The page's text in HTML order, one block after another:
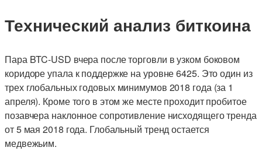
Технический анализ биткоина
Пара BTC-USD вчера после торговли в узком боковом
коридоре упала к поддержке на уровне 6425. Это один из
трех глобальных годовых минимумов 2018 года (за 1
апреля). Кроме того в этом же месте проходит пробитое
позавчера наклонное сопротивление нисходящего тренда
от 5 мая 2018 года. Глобальный тренд остается
медвежьим.